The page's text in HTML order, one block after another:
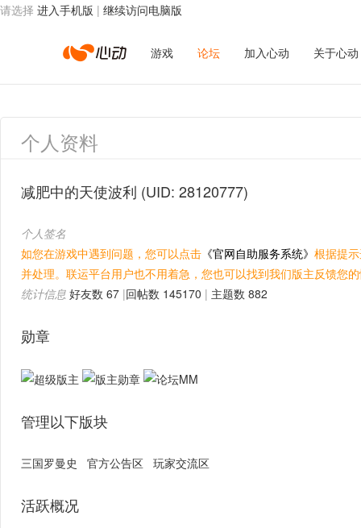
请选择 进入手机版 | 继续访问电脑版
心
动
络
游戏 论坛 加入心动 关于心动
个人资料
减肥中的天使波利 (UID: 28120777)
个人签名
如您在游戏中遇到问题，您可以点击 《官网自助服务系统》 根据提
并处理。联运平台用户也不用着急，您也可以找到我们版主反馈您
统计信息 好友数 67 |回帖数 145170 | 主题数 882
勋章
管理以下版块
三国罗曼史 官方公告区 玩家交流区
活跃概况